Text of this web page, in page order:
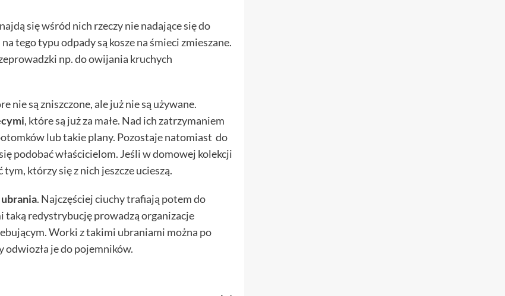
się wśród nich rzeczy nie nadające się do
tego typu odpady są kosze na śmieci zmieszane.
np. do owijania kruchych
nie są zniszczone, ale już nie są używane.
, które są już za małe. Nad ich zatrzymaniem
lub takie plany. Pozostaje natomiast do
podobać właścicielom. Jeśli w domowej kolekcji
którzy się z nich jeszcze ucieszą.
. Najczęściej ciuchy trafiają potem do
taką redystrybucję prowadzą organizacje
Worki z takimi ubraniami można po
je do pojemników.